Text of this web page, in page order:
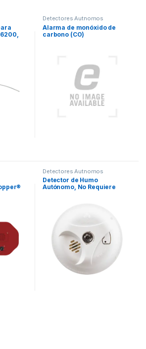
Detectores Autnomos
Alarma de monóxido de
carbono (CO)
Detectores Autnomos
Detector de Humo
Autónomo, No Requiere